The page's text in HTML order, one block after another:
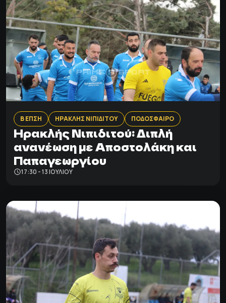
Β ΕΠΣΗ ΗΡΑΚΛΗΣ ΝΙΠΙΔΙΤΟΥ ΠΟΔΟΣΦΑΙΡΟ
Ηρακλής Νιπιδιτού: Διπλή
ανανέωση με Αποστολάκη και
Παπαγεωργίου
17:30 - 13 ΙΟΥΛΊΟΥ